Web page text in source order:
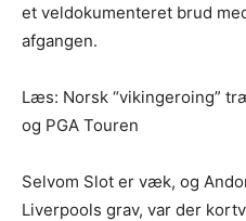
et veldokumenteret brud
afgangen.
Læs: Norsk “vikingeroing”
og PGA Touren
Selvom Slot er væk, og
Liverpools grav, var der